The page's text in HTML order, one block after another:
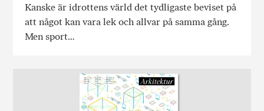
Kanske är idrottens värld det tydligaste beviset på
att något kan vara lek och allvar på samma gång.
Men sport…